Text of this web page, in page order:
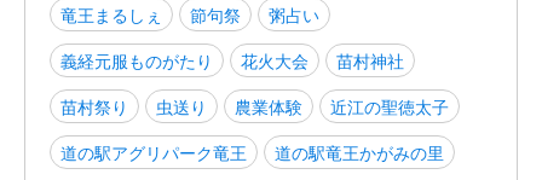
竜王まるしぇ
節句祭
粥占い
義経元服ものがたり
花火大会
苗村神社
苗村祭り
虫送り 農業体験
近江の聖徳太子
道の駅アグリパーク竜王
道の駅竜王かがみの里